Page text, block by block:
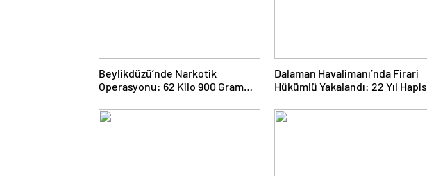
Beylikdüzü’nde Narkotik
Operasyonu: 62 Kilo 900 Gram
Dalaman Havalimanı’nda Firari
Hükümlü Yakalandı: 22 Yıl Hapis